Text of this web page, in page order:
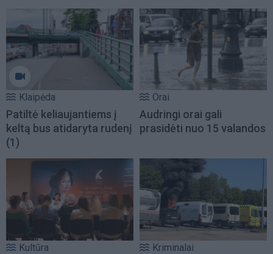
Klaipėda
Patiltė keliaujantiems į
keltą bus atidaryta rudenį
(1)
Orai
Audringi orai gali
prasidėti nuo 15 valandos
Kultūra Kriminalai